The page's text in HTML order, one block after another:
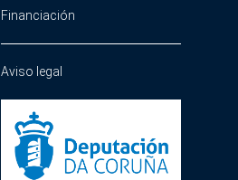
Financiación
Aviso legal